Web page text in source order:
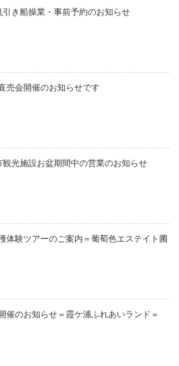
引き船操業・事前予約のお知らせ
売会開催のお知らせです
観光施設お盆期間中の営業のお知らせ
体験ツアーのご案内＝葡萄色エステイト圃
催のお知らせ＝霞ケ浦ふれあいランド＝